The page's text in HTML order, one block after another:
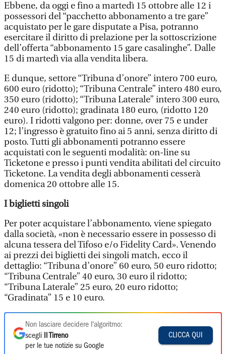
Ebbene, da oggi e fino a martedì 15 ottobre alle 12 i
possessori del “pacchetto abbonamento a tre gare”
acquistato per le gare disputate a Pisa, potranno
esercitare il diritto di prelazione per la sottoscrizione
dell’offerta “abbonamento 15 gare casalinghe”. Dalle
15 di martedì via alla vendita libera.
E dunque, settore “Tribuna d’onore” intero 700 euro,
600 euro (ridotto); “Tribuna Centrale” intero 480 euro,
350 euro (ridotto); “Tribuna Laterale” intero 300 euro,
240 euro (ridotto); gradinata 180 euro, (ridotto 120
euro). I ridotti valgono per: donne, over 75 e under
12; l’ingresso è gratuito fino ai 5 anni, senza diritto di
posto. Tutti gli abbonamenti potranno essere
acquistati con le seguenti modalità: on-line su
Ticketone e presso i punti vendita abilitati del circuito
Ticketone. La vendita degli abbonamenti cesserà
domenica 20 ottobre alle 15.
I biglietti singoli
Per poter acquistare l’abbonamento, viene spiegato
dalla società, «non è necessario essere in possesso di
alcuna tessera del Tifoso e/o Fidelity Card». Venendo
ai prezzi dei biglietti dei singoli match, ecco il
dettaglio: “Tribuna d’onore” 60 euro, 50 euro ridotto;
“Tribuna Centrale” 40 euro, 30 euro il ridotto;
“Tribuna Laterale” 25 euro, 20 euro ridotto;
“Gradinata” 15 e 10 euro.
Non lasciare decidere l'algoritmo:
scegli
Il Tirreno
per le tue notizie su Google
CLICCA QUI